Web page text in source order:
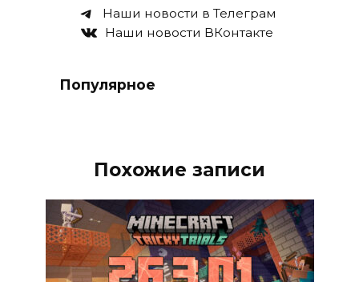
Наши новости в Телеграм
Наши новости ВКонтакте
Популярное
Похожие записи